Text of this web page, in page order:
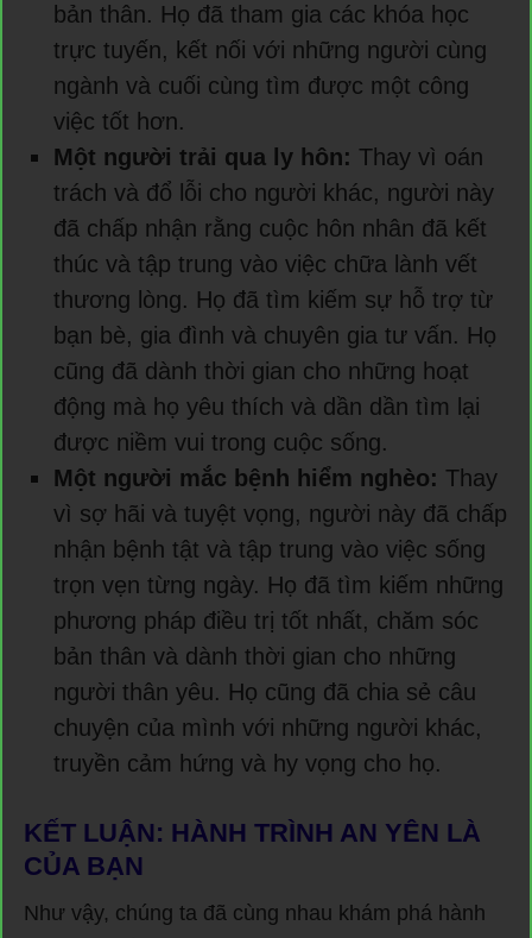
bản thân. Họ đã tham gia các khóa học
trực tuyến, kết nối với những người cùng
ngành và cuối cùng tìm được một công
việc tốt hơn.
Một người trải qua ly hôn: Thay vì oán
trách và đổ lỗi cho người khác, người này
đã chấp nhận rằng cuộc hôn nhân đã kết
thúc và tập trung vào việc chữa lành vết
thương lòng. Họ đã tìm kiếm sự hỗ trợ từ
bạn bè, gia đình và chuyên gia tư vấn. Họ
cũng đã dành thời gian cho những hoạt
động mà họ yêu thích và dần dần tìm lại
được niềm vui trong cuộc sống.
Một người mắc bệnh hiểm nghèo: Thay
vì sợ hãi và tuyệt vọng, người này đã chấp
nhận bệnh tật và tập trung vào việc sống
trọn vẹn từng ngày. Họ đã tìm kiếm những
phương pháp điều trị tốt nhất, chăm sóc
bản thân và dành thời gian cho những
người thân yêu. Họ cũng đã chia sẻ câu
chuyện của mình với những người khác,
truyền cảm hứng và hy vọng cho họ.
KẾT LUẬN: HÀNH TRÌNH AN YÊN LÀ
CỦA BẠN
Như vậy, chúng ta đã cùng nhau khám phá hành